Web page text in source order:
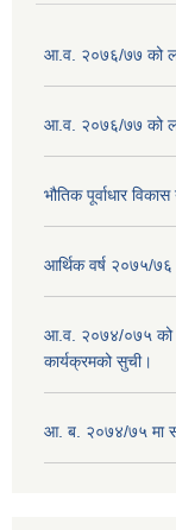
आ.व. २०७६/७७ को
आ.व. २०७६/७७ को
भौतिक पूर्वाधार
आर्थिक वर्ष २०७५/७६
आ.व. २०७४/०७५ को
कार्यक्रमको सुची।
आ. ब. २०७४/७५ मा